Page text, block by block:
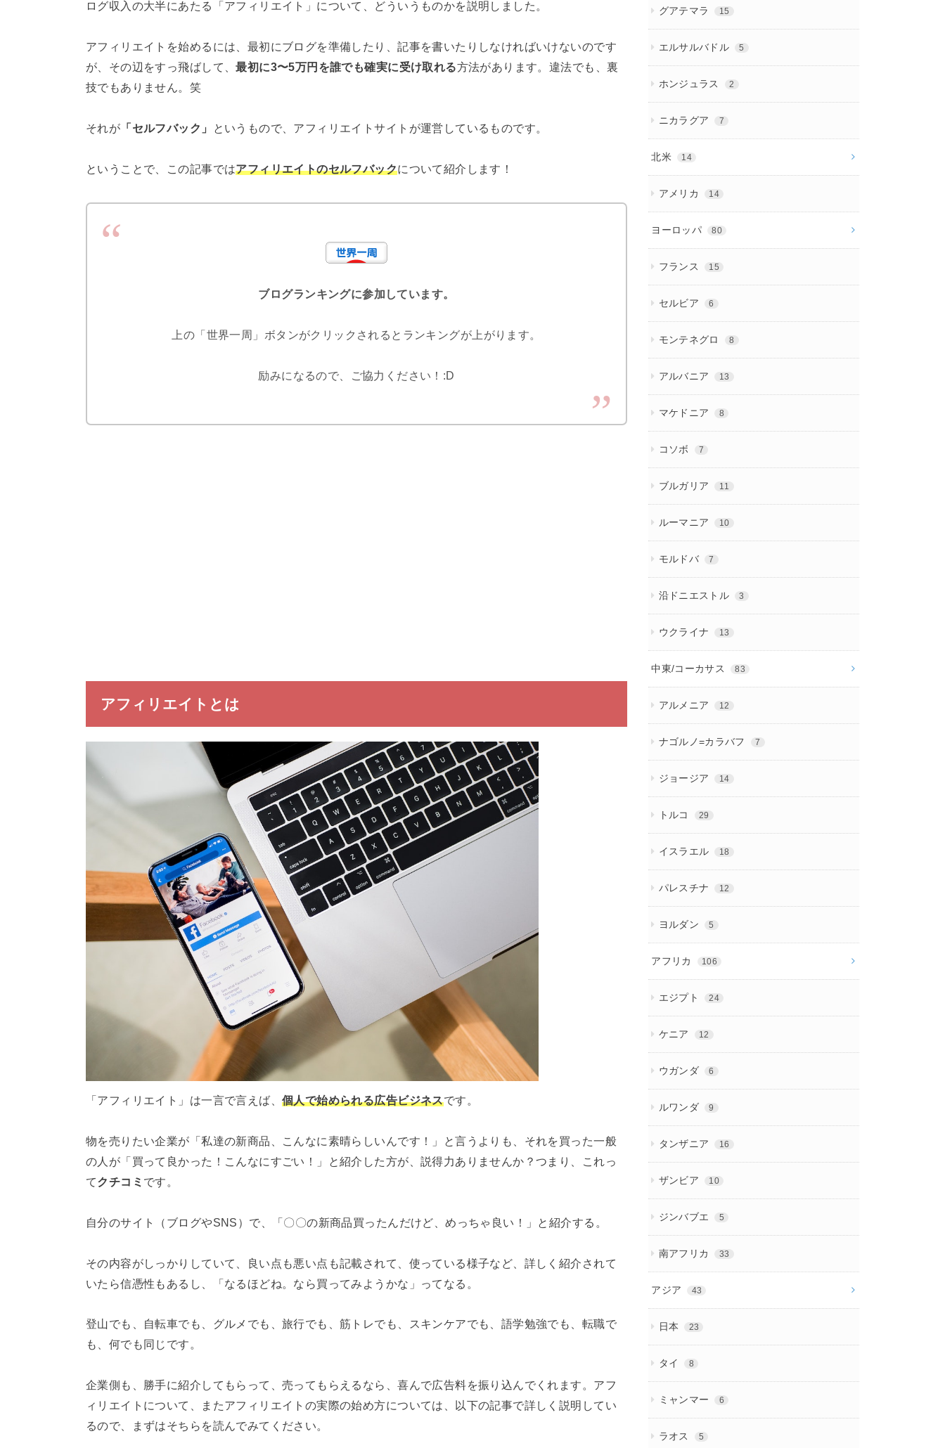
ログ収入の大半にあたる「アフィリエイト」について、どういうものかを説明しました。
アフィリエイトを始めるには、最初にブログを準備したり、記事を書いたりしなければいけないのです
が、その辺をすっ飛ばして、最初に3〜5万円を誰でも確実に受け取れる方法があります。違法でも、裏
技でもありません。笑
それが 「セルフバック」 というもので、アフィリエイトサイトが運営しているものです。
ということで、この記事ではアフィリエイトのセルフバックについて紹介します！
ブログランキングに参加しています。
上の「世界一周」ボタンがクリックされるとランキングが上がります。
励みになるので、ご協力ください！:D
アフィリエイトとは
「アフィリエイト」は一言で言えば、個人で始められる広告ビジネスです。
物を売りたい企業が「私達の新商品、こんなに素晴らしいんです！」と言うよりも、それを買った一般
の人が「買って良かった！こんなにすごい！」と紹介した方が、説得力ありませんか？つまり、これっ
てクチコミ です。
自分のサイト（ブログやSNS）で、「〇〇の新商品買ったんだけど、めっちゃ良い！」と紹介する。
その内容がしっかりしていて、良い点も悪い点も記載されて、使っている様子など、詳しく紹介されて
いたら信憑性もあるし、「なるほどね。なら買ってみようかな」ってなる。
登山でも、自転車でも、グルメでも、旅行でも、筋トレでも、スキンケアでも、語学勉強でも、転職で
も、何でも同じです。
企業側も、勝手に紹介してもらって、売ってもらえるなら、喜んで広告料を振り込んでくれます。アフ
ィリエイトについて、またアフィリエイトの実際の始め方については、以下の記事で詳しく説明してい
るので、まずはそちらを読んでみてください。
グアテマラ 15
エルサルバドル 5
ホンジュラス 2
ニカラグア 7
北米 14
アメリカ 14
ヨーロッパ 80
フランス 15
セルビア 6
モンテネグロ 8
アルバニア 13
マケドニア 8
コソボ 7
ブルガリア 11
ルーマニア 10
モルドバ 7
沿ドニエストル 3
ウクライナ 13
中東/コーカサス 83
アルメニア 12
ナゴルノ=カラバフ 7
ジョージア 14
トルコ 29
イスラエル 18
パレスチナ 12
ヨルダン 5
アフリカ 106
エジプト 24
ケニア 12
ウガンダ 6
ルワンダ 9
タンザニア 16
ザンビア 10
ジンバブエ 5
南アフリカ 33
アジア 43
日本 23
タイ 8
ミャンマー 6
ラオス 5